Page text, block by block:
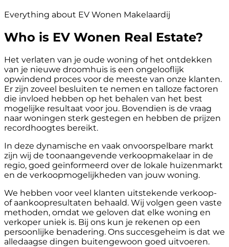
Everything about EV Wonen Makelaardij
Who is EV Wonen Real Estate?
Het verlaten van je oude woning of het ontdekken
van je nieuwe droomhuis is een ongelooflijk
opwindend proces voor de meeste van onze klanten.
Er zijn zoveel besluiten te nemen en talloze factoren
die invloed hebben op het behalen van het best
mogelijke resultaat voor jou. Bovendien is de vraag
naar woningen sterk gestegen en hebben de prijzen
recordhoogtes bereikt.
In deze dynamische en vaak onvoorspelbare markt
zijn wij de toonaangevende verkoopmakelaar in de
regio, goed geïnformeerd over de lokale huizenmarkt
en de verkoopmogelijkheden van jouw woning.
We hebben voor veel klanten uitstekende verkoop-
of aankoopresultaten behaald. Wij volgen geen vaste
methoden, omdat we geloven dat elke woning en
verkoper uniek is. Bij ons kun je rekenen op een
persoonlijke benadering. Ons succesgeheim is dat we
alledaagse dingen buitengewoon goed uitvoeren.